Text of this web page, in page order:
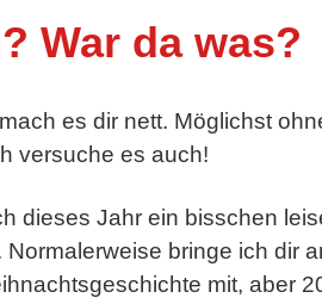
War da was?
es dir nett. Möglichst
versuche es auch!
dieses Jahr ein bisschen
bringe ich dir
mit, aber